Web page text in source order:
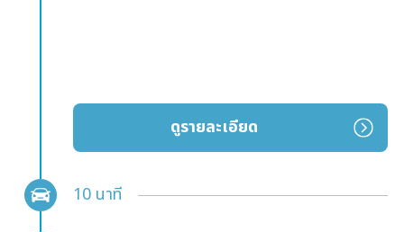
ดูรายละเอียด
10 นาที